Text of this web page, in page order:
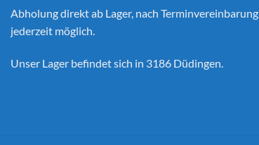
Abholung direkt ab Lager, nach Terminvereinbarung,
jederzeit möglich.
Unser Lager befindet sich in 3186 Düdingen.